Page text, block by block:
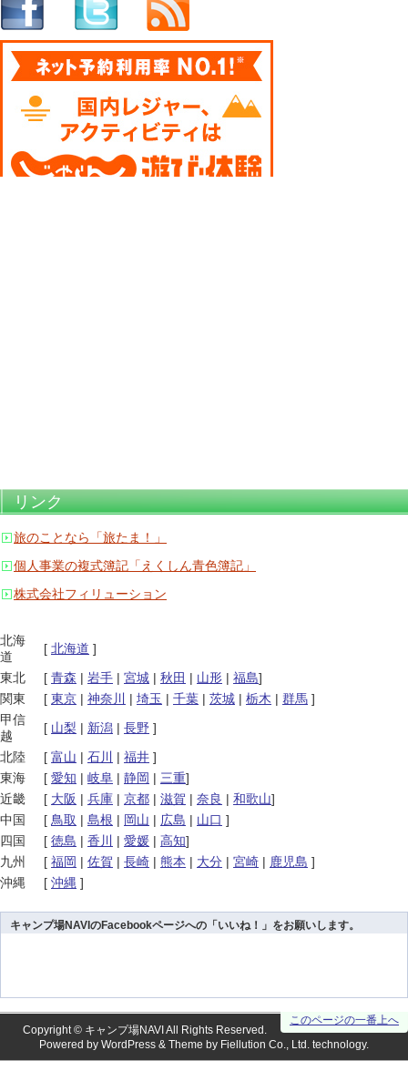
リンク
旅のことなら「旅たま！」
個人事業の複式簿記「えくしん青色簿記」
株式会社フィリューション
北海
道
[ 北海道 ]
東北
[ 青森 | 岩手 | 宮城 | 秋田 | 山形 | 福島]
関東
[ 東京 | 神奈川 | 埼玉 | 千葉 | 茨城 | 栃木 | 群馬 ]
甲信
越
[ 山梨 | 新潟 | 長野 ]
北陸
[ 富山 | 石川 | 福井 ]
東海
[ 愛知 | 岐阜 | 静岡 | 三重]
近畿
[ 大阪 | 兵庫 | 京都 | 滋賀 | 奈良 | 和歌山]
中国
[ 鳥取 | 島根 | 岡山 | 広島 | 山口 ]
四国
[ 徳島 | 香川 | 愛媛 | 高知]
九州
[ 福岡 | 佐賀 | 長崎 | 熊本 | 大分 | 宮崎 | 鹿児島 ]
沖縄
[ 沖縄 ]
キャンプ場NAVIのFacebookページへの「いいね！」をお願いします。
このページの一番上へ
Copyright © キャンプ場NAVI All Rights Reserved.
Powered by WordPress & Theme by Fiellution Co., Ltd. technology.